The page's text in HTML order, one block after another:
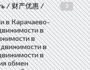
/ 财产优惠 /
3
в Карачаево-
в
в
в
в
обмен